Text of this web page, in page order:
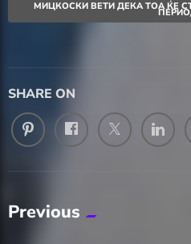
МИЦКОСКИ ВЕТИ ДЕКА ТОА ЌЕ
SHARE ON
Previous